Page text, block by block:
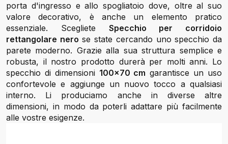
porta d'ingresso e allo spogliatoio dove, oltre al suo
valore decorativo, è anche un elemento pratico
essenziale. Scegliete Specchio per corridoio
rettangolare nero se state cercando uno specchio da
parete moderno. Grazie alla sua struttura semplice e
robusta, il nostro prodotto durerà per molti anni. Lo
specchio di dimensioni 100x70 cm garantisce un uso
confortevole e aggiunge un nuovo tocco a qualsiasi
interno. Li produciamo anche in diverse altre
dimensioni, in modo da poterli adattare più facilmente
alle vostre esigenze.